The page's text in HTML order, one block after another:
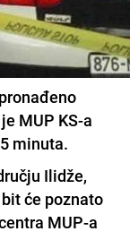
MUP KS-a
minuta.
Ilidže,
će poznato
MUP-a